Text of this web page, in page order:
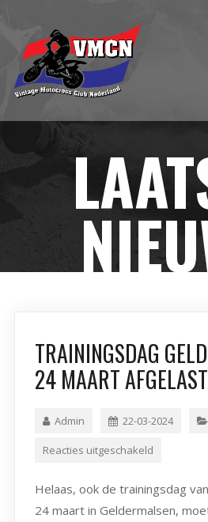
TRAININGSDAG
24 MAART AFGELAST
Admin 22-03-2024
Reacties uitgeschakeld
Helaas, ook de trainingsdag
24 maart in Geldermalsen,